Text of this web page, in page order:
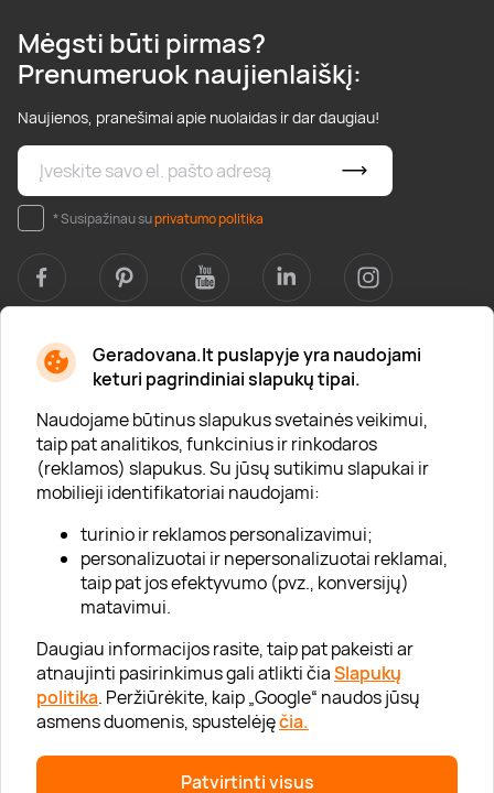
Geradovana.lt puslapyje yra naudojami
keturi pagrindiniai slapukų tipai.
Naudojame būtinus slapukus svetainės veikimui,
taip pat analitikos, funkcinius ir rinkodaros
(reklamos) slapukus. Su jūsų sutikimu slapukai ir
mobilieji identifikatoriai naudojami:
turinio ir reklamos personalizavimui;
personalizuotai ir nepersonalizuotai reklamai,
taip pat jos efektyvumo (pvz., konversijų)
matavimui.
Daugiau informacijos rasite, taip pat pakeisti ar
atnaujinti pasirinkimus gali atlikti čiaSlapukų
politika. Peržiūrėkite, kaip „Google“ naudos jūsų
asmens duomenis, spustelėjęčia.
Patvirtinti visus
Mėgsti būti pirmas?
Prenumeruok naujienlaiškį:
Naujienos, pranešimai apie nuolaidas ir dar daugiau!
* Susipažinau suprivatumo politika
Apie mus
Apie „Gera Dovana“
Lojalumo klubas
Karjera
Visi partneriai
Kontaktai
Tinklaraštis
Informacija